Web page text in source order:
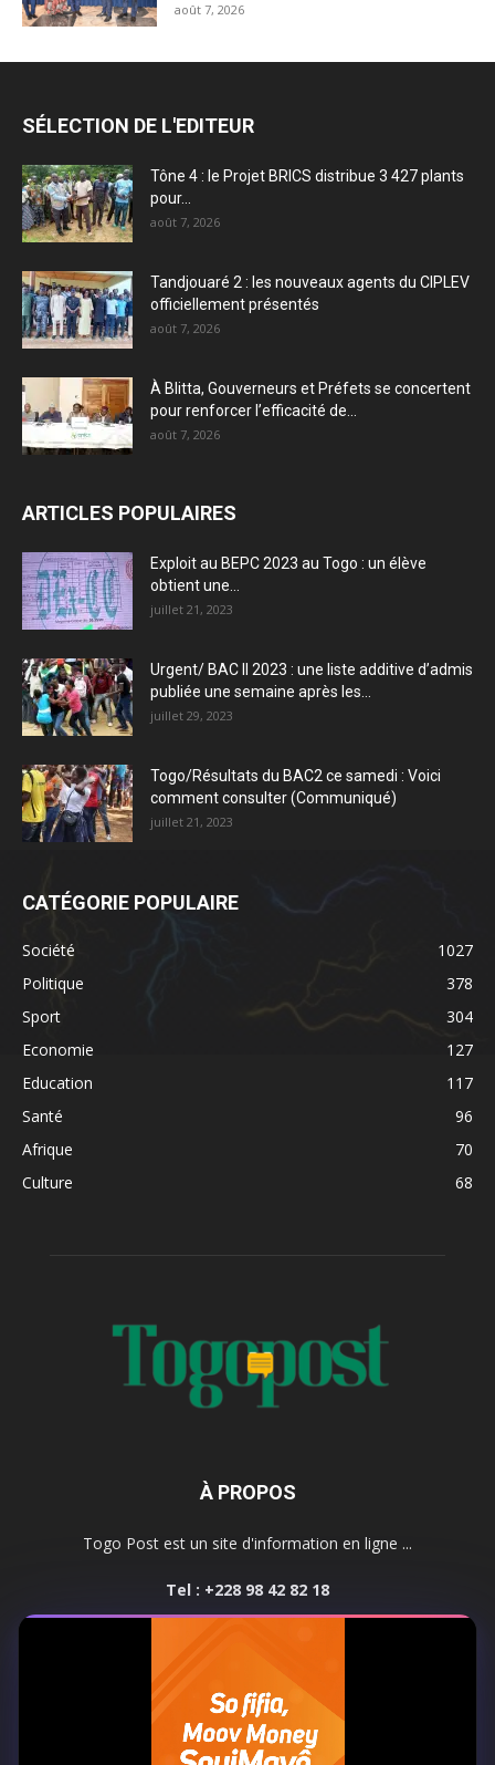
août 7, 2026
SÉLECTION DE L'EDITEUR
Tône 4 : le Projet BRICS distribue 3 427 plants
pour...
août 7, 2026
Tandjouaré 2 : les nouveaux agents du CIPLEV
officiellement présentés
août 7, 2026
À Blitta, Gouverneurs et Préfets se concertent
pour renforcer l’efficacité de...
août 7, 2026
ARTICLES POPULAIRES
Exploit au BEPC 2023 au Togo : un élève
obtient une...
juillet 21, 2023
Urgent/ BAC II 2023 : une liste additive d’admis
publiée une semaine après les...
juillet 29, 2023
Togo/Résultats du BAC2 ce samedi : Voici
comment consulter (Communiqué)
juillet 21, 2023
CATÉGORIE POPULAIRE
Société
1027
Politique
378
Sport
304
Economie
127
Education
117
Santé
96
Afrique
70
Culture
68
À PROPOS
Togo Post est un site d'information en ligne ...
Tel : +228 98 42 82 18
SUIVEZ NOUS